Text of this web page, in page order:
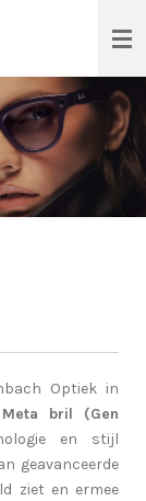
Optiek in
Meta bril (Gen
en stijl
geavanceerde
ziet en ermee